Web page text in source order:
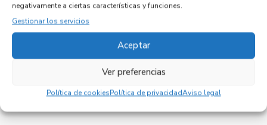
negativamente a ciertas características y funciones.
Gestionar los servicios
Aceptar
Ver preferencias
Política de cookiesPolítica de privacidadAviso legal
Empresas colaboradoras